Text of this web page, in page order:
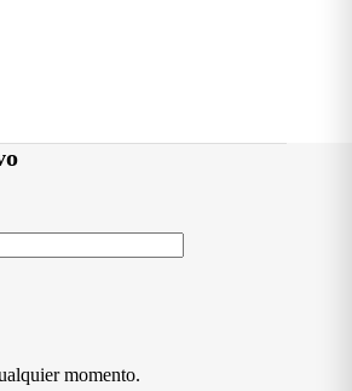
momento.